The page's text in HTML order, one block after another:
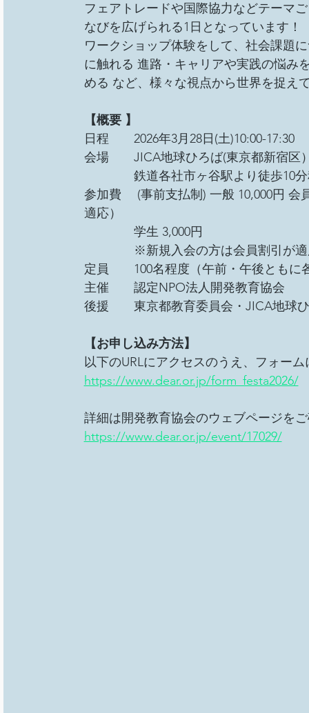
フェアトレードや国際協力などテーマ
なびを広げられる1日となっています！
ワークショップ体験をして、社会課題
に触れる 進路・キャリアや実践の悩み
める など、様々な視点から世界を捉え
【概要 】
日程　　2026年3月28日(土)10:00-17:30
会場　　JICA地球ひろば(東京都新宿区
鉄道各社市ヶ谷駅より徒歩10分
参加費　 (事前支払制) 一般 10,000円
適応）
学生 3,000円
※新規入会の方は会員割引が適
定員　　100名程度（午前・午後とも
主催　　認定NPO法人開発教育協会
後援　　東京都教育委員会・JICA地球
【お申し込み方法】
以下のURLにアクセスのうえ、フォー
https://www.dear.or.jp/form_festa2026/
詳細は開発教育協会のウェブページを
https://www.dear.or.jp/event/17029/